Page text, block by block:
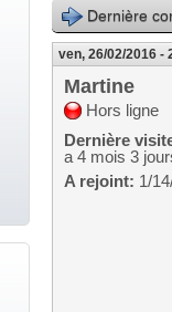
Dernière
ven, 26/02/2016 -
Martine
Hors ligne
Dernière
a 4 mois 3
A rejoint: 1/